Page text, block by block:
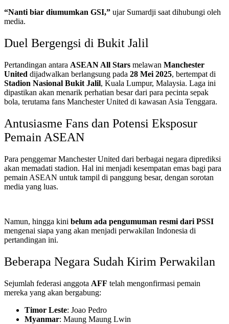
“Nanti biar diumumkan GSI,” ujar Sumardji saat dihubungi oleh
media.
Duel Bergengsi di Bukit Jalil
Pertandingan antara ASEAN All Stars melawan Manchester
United dijadwalkan berlangsung pada 28 Mei 2025, bertempat di
Stadion Nasional Bukit Jalil, Kuala Lumpur, Malaysia. Laga ini
dipastikan akan menarik perhatian besar dari para pecinta sepak
bola, terutama fans Manchester United di kawasan Asia Tenggara.
Antusiasme Fans dan Potensi Eksposur
Pemain ASEAN
Para penggemar Manchester United dari berbagai negara diprediksi
akan memadati stadion. Hal ini menjadi kesempatan emas bagi para
pemain ASEAN untuk tampil di panggung besar, dengan sorotan
media yang luas.
Namun, hingga kini belum ada pengumuman resmi dari PSSI
mengenai siapa yang akan menjadi perwakilan Indonesia di
pertandingan ini.
Beberapa Negara Sudah Kirim Perwakilan
Sejumlah federasi anggota AFF telah mengonfirmasi pemain
mereka yang akan bergabung:
Timor Leste: Joao Pedro
Myanmar: Maung Maung Lwin